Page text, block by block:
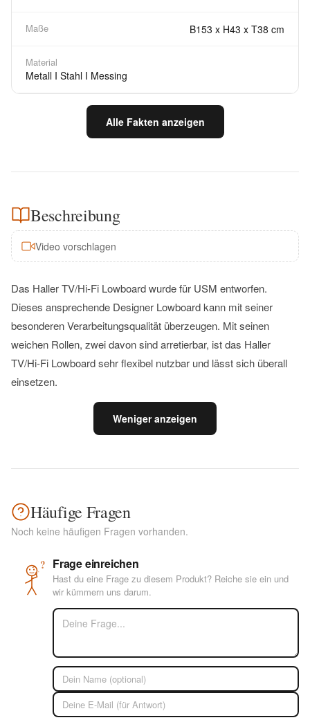
Maße B153 x H43 x T38 cm
Material
Metall I Stahl I Messing
Alle Fakten anzeigen
Beschreibung
Video vorschlagen
Das Haller TV/Hi-Fi Lowboard wurde für USM entworfen.
Dieses ansprechende Designer Lowboard kann mit seiner
besonderen Verarbeitungsqualität überzeugen. Mit seinen
weichen Rollen, zwei davon sind arretierbar, ist das Haller
TV/Hi-Fi Lowboard sehr flexibel nutzbar und lässt sich überall
einsetzen.
Weniger anzeigen
Häufige Fragen
Noch keine häufigen Fragen vorhanden.
? Frage einreichen
Hast du eine Frage zu diesem Produkt? Reiche sie ein und
wir kümmern uns darum.